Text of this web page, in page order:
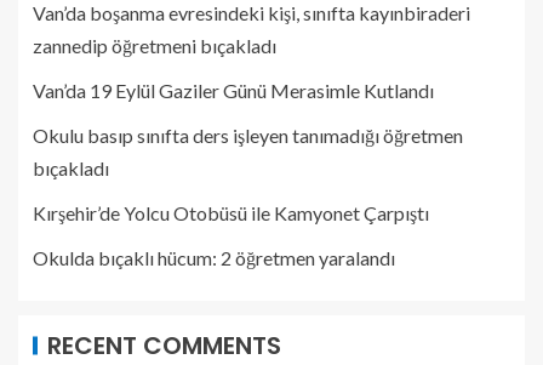
Van’da boşanma evresindeki kişi, sınıfta kayınbiraderi
zannedip öğretmeni bıçakladı
Van’da 19 Eylül Gaziler Günü Merasimle Kutlandı
Okulu basıp sınıfta ders işleyen tanımadığı öğretmen
bıçakladı
Kırşehir’de Yolcu Otobüsü ile Kamyonet Çarpıştı
Okulda bıçaklı hücum: 2 öğretmen yaralandı
RECENT COMMENTS